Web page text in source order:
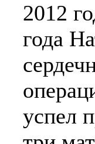
2012
года
успел